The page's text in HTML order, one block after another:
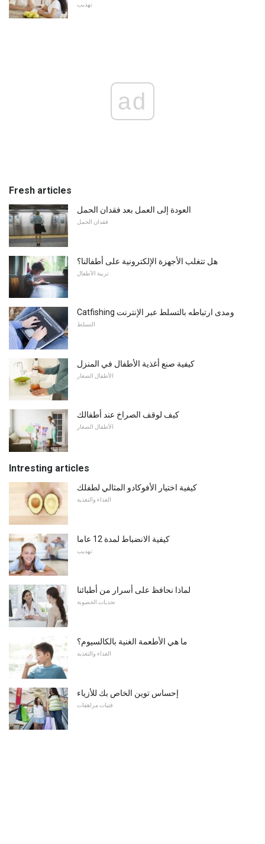
تهذيب
ad
Fresh articles
العودة إلى العمل بعد فقدان الحمل
فقدان الحمل
هل تتغلب الأجهزة الإلكترونية على أطفالنا؟
تربية الأطفال
Catfishing ومدى ارتباطه بالتسلط عبر الإنترنت
التسلط
كيفية صنع أغذية الأطفال في المنزل
الأطفال الصغار
كيف لوقف الصراخ عند أطفالك
الأطفال الصغار
Intresting articles
كيفية اختيار الأفوكادو المثالي لطفلك
الغذاء والتغذية
كيفية الانضباط لمدة 12 عاما
تهذيب
لماذا نحافظ على أسرار من أطبائنا
تحديات الخصوبة
ما هي الأطعمة الغنية بالكالسيوم؟
الغذاء والتغذية
إحساس توين الخاص بك للأزياء
فتيات مراهقات